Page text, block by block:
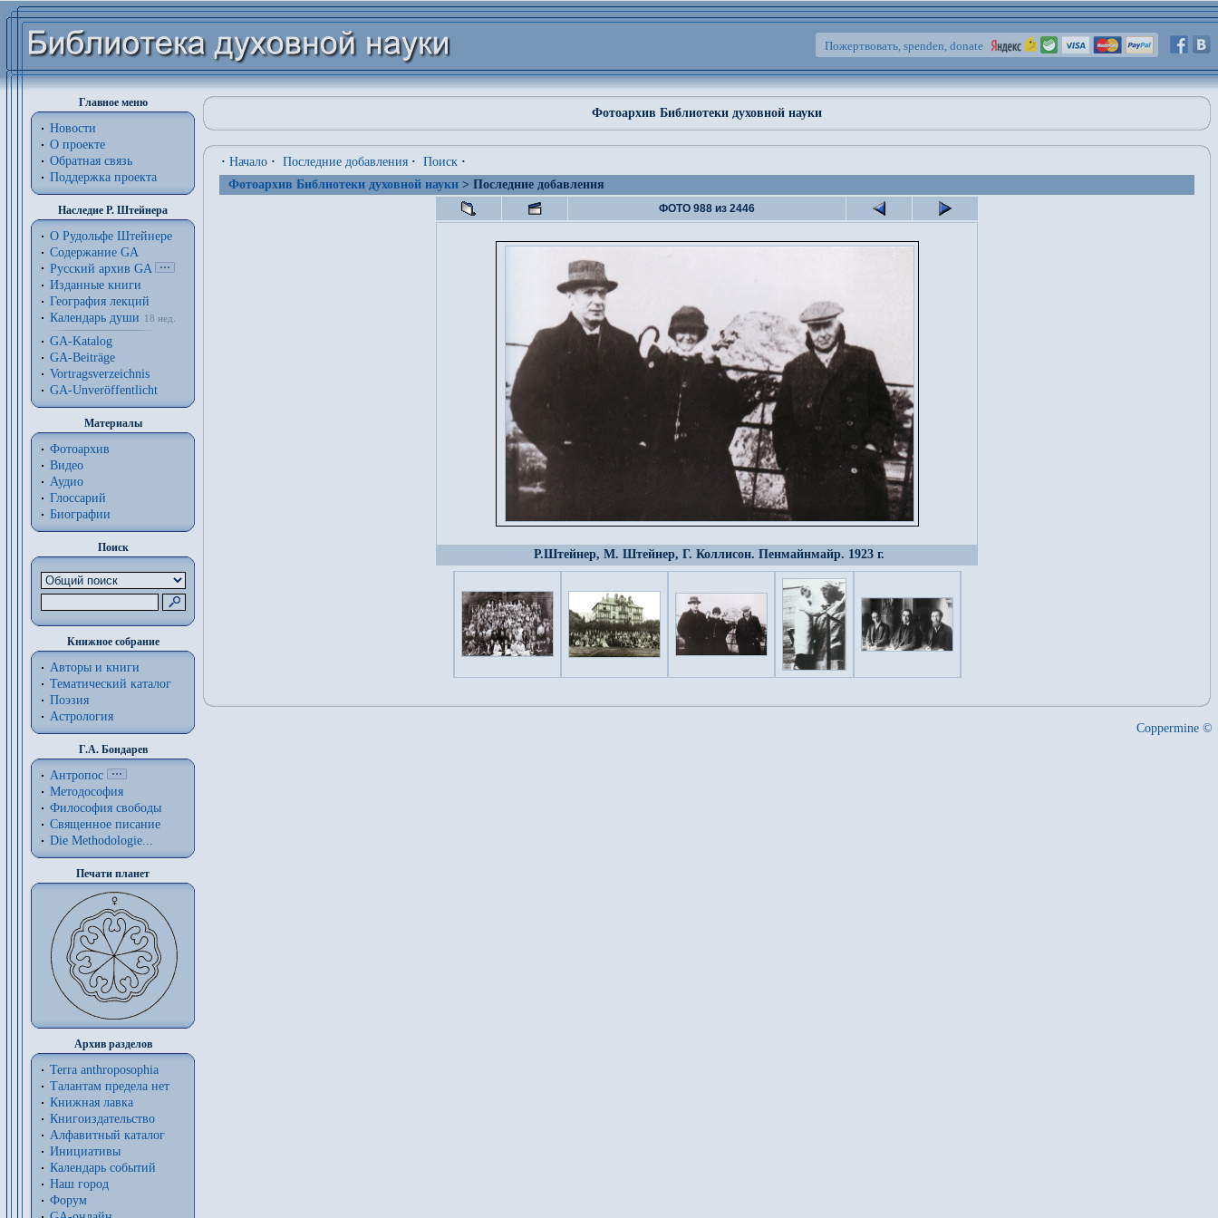
Пожертвовать, spenden, donate
Главное меню
Новости
О проекте
Обратная связь
Поддержка проекта
Наследие Р. Штейнера
О Рудольфе Штейнере
Содержание GA
Русский архив GA
Изданные книги
География лекций
Календарь души
18 нед.
GA-Katalog
GA-Beiträge
Vortragsverzeichnis
GA-Unveröffentlicht
Материалы
Фотоархив
Видео
Аудио
Глоссарий
Биографии
Поиск
Книжное собрание
Авторы и книги
Тематический каталог
Поэзия
Астрология
Г.А. Бондарев
Антропос
Методософия
Философия cвободы
Священное писание
Die Methodologie...
Печати планет
Архив разделов
Terra anthroposophia
Талантам предела нет
Книжная лавка
Книгоиздательство
Алфавитный каталог
Инициативы
Календарь событий
Наш город
Форум
Фотоархив Библиотеки духовной науки
· Начало · Последние добавления · Поиск ·
Фотоархив Библиотеки духовной науки > Последние добавления
ФОТО 988 из 2446
Р.Штейнер, М. Штейнер, Г. Коллисон. Пенмайнмайр. 1923 г.
Coppermine ©